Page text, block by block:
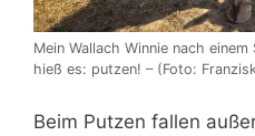
Mein Wallach Winnie nach
hieß es: putzen! – (Foto:
Beim Putzen fallen